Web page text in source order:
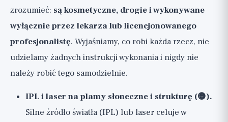
zrozumieć: są kosmetyczne, drogie i wykonywane
wyłącznie przez lekarza lub licencjonowanego
profesjonalistę. Wyjaśniamy, co robi każda rzecz, nie
udzielamy żadnych instrukcji wykonania i nigdy nie
należy robić tego samodzielnie.
IPL i laser na plamy słoneczne i strukturę (🟡).
Silne źródło światła (IPL) lub laser celuje w